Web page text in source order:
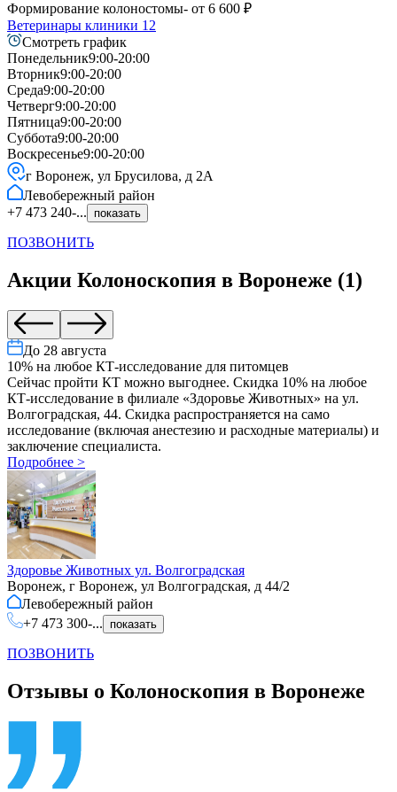
Формирование колоностомы- от 6 600 ₽
Ветеринары клиники 12
Смотреть график
Понедельник9:00-20:00
Вторник9:00-20:00
Среда9:00-20:00
Четверг9:00-20:00
Пятница9:00-20:00
Суббота9:00-20:00
Воскресенье9:00-20:00
г Воронеж, ул Брусилова, д 2А
Левобережный район
+7 473 240-...
показать
ПОЗВОНИТЬ
Акции Колоноскопия в Воронеже (1)
До 28 августа
10% на любое КТ-исследование для питомцев
Сейчас пройти КТ можно выгоднее. Скидка 10% на любое
КТ-исследование в филиале «Здоровье Животных» на ул.
Волгоградская, 44. Скидка распространяется на само
исследование (включая анестезию и расходные материалы) и
заключение специалиста.
Подробнее >
Здоровье Животных ул. Волгоградская
Воронеж, г Воронеж, ул Волгоградская, д 44/2
Левобережный район
+7 473 300-...
показать
ПОЗВОНИТЬ
Отзывы о Колоноскопия в Воронеже